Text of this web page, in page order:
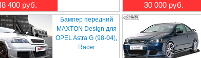
400 руб. 30 000 руб.
Бампер передний
MAXTON Design для
OPEL Astra G (98-04),
Racer